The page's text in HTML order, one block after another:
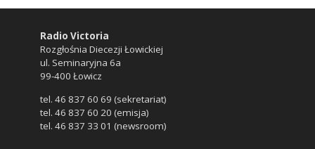
Radio Victoria
Rozgłośnia Diecezji Łowickiej
ul. Seminaryjna 6a
99-400 Łowicz
tel. 46 837 60 69 (sekretariat)
tel. 46 837 60 20 (emisja)
tel. 46 837 33 01 (newsroom)